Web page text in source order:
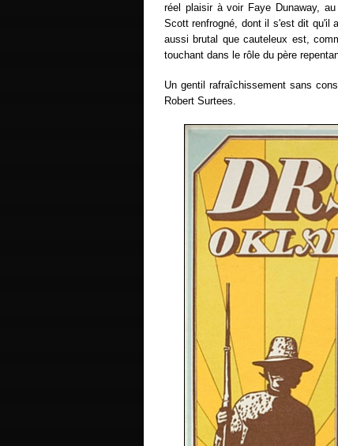
réel plaisir à voir Faye Dunaway,
Scott renfrogné, dont il s'est dit qu'il
aussi brutal que cauteleux est,
touchant dans le rôle du père
Un gentil rafraîchissement sans
Robert Surtees.